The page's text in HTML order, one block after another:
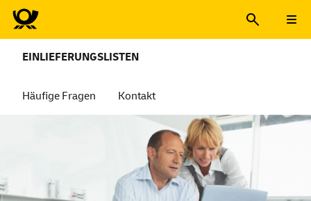
EINLIEFERUNGSLISTEN
Häufige Fragen Kontakt